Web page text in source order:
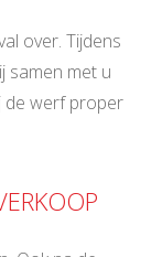
over. Tijdens
samen met u
de werf proper